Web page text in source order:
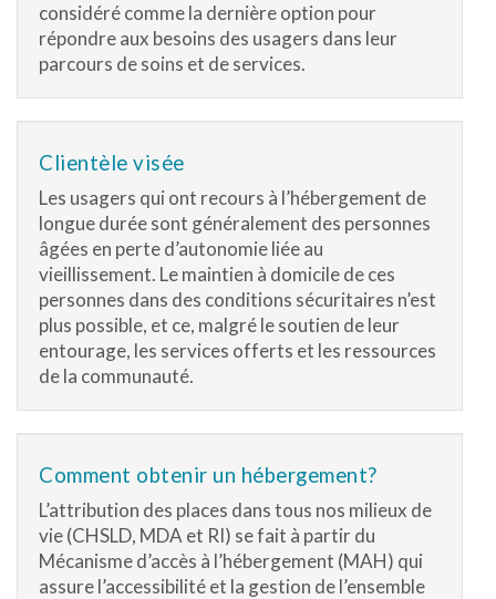
considéré comme la dernière option pour
répondre aux besoins des usagers dans leur
parcours de soins et de services.
Clientèle visée
Les usagers qui ont recours à l’hébergement de
longue durée sont généralement des personnes
âgées en perte d’autonomie liée au
vieillissement. Le maintien à domicile de ces
personnes dans des conditions sécuritaires n’est
plus possible, et ce, malgré le soutien de leur
entourage, les services offerts et les ressources
de la communauté.
Comment obtenir un hébergement?
L’attribution des places dans tous nos milieux de
vie (CHSLD, MDA et RI) se fait à partir du
Mécanisme d’accès à l’hébergement (MAH) qui
assure l’accessibilité et la gestion de l’ensemble